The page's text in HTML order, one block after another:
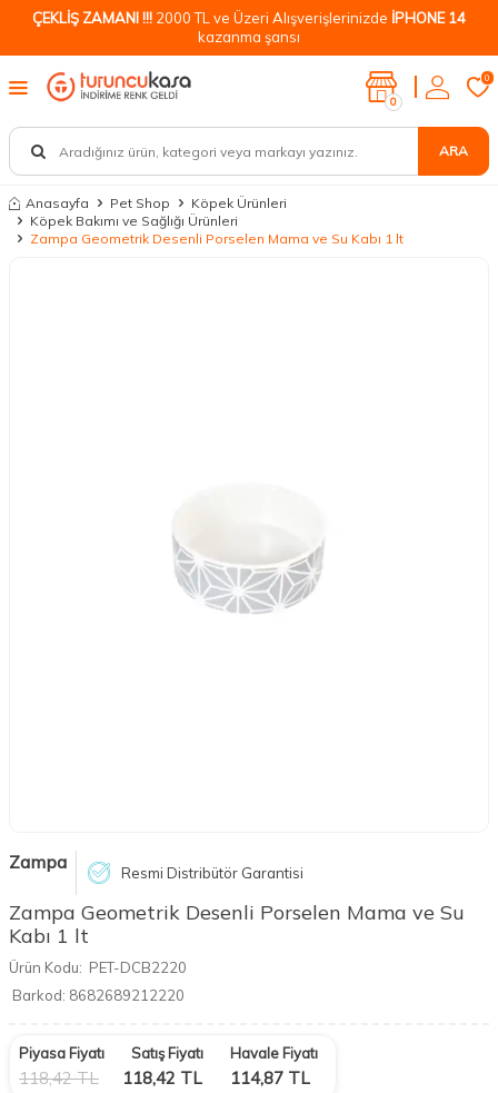
ÇEKLİŞ ZAMANI !!! 2000 TL ve Üzeri Alışverişlerinizde İPHONE 14
kazanma şansı
ARA
0
0
Anasayfa Pet Shop
Köpek Ürünleri
Köpek Bakımı ve Sağlığı Ürünleri
Zampa Geometrik Desenli Porselen Mama ve Su Kabı 1 lt
Zampa Resmi Distribütör Garantisi
Zampa Geometrik Desenli Porselen Mama ve Su
Kabı 1 lt
Ürün Kodu: PET-DCB2220
Barkod: 8682689212220
Piyasa Fiyatı
118,42TL
Satış Fiyatı
118,42 TL
Havale Fiyatı
114,87 TL